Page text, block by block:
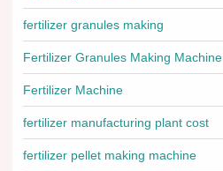
fertilizer granules making
Fertilizer Granules Making Machine
Fertilizer Machine
fertilizer manufacturing plant cost
fertilizer pellet making machine